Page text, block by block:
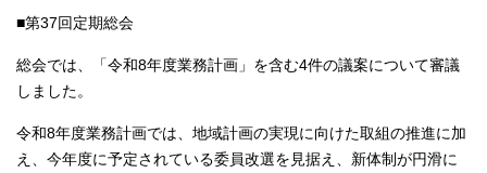
■第37回定期総会
総会では、「令和8年度業務計画」を含む4件の議案について審議
しました。
令和8年度業務計画では、地域計画の実現に向けた取組の推進に加
え、今年度に予定されている委員改選を見据え、新体制が円滑に